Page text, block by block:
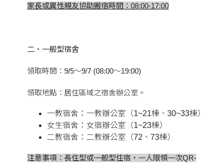
家長或異性親友協助搬宿時間：08:00-17:00
二、一般型宿舍
領取時間：9/5～9/7 (08:00～19:00)
領取地點：居住區域之宿舍辦公室。
一教宿舍：一教辦公室（1~21棟、30~33棟）
女生宿舍：女宿辦公室（1~23棟）
二教宿舍：二教辦公室（72、73棟）
注意事項：長住型或一般型住宿，一人限領一次QR-